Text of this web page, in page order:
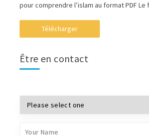
pour comprendre l’islam au format PDF Le
Télécharger
Être en contact